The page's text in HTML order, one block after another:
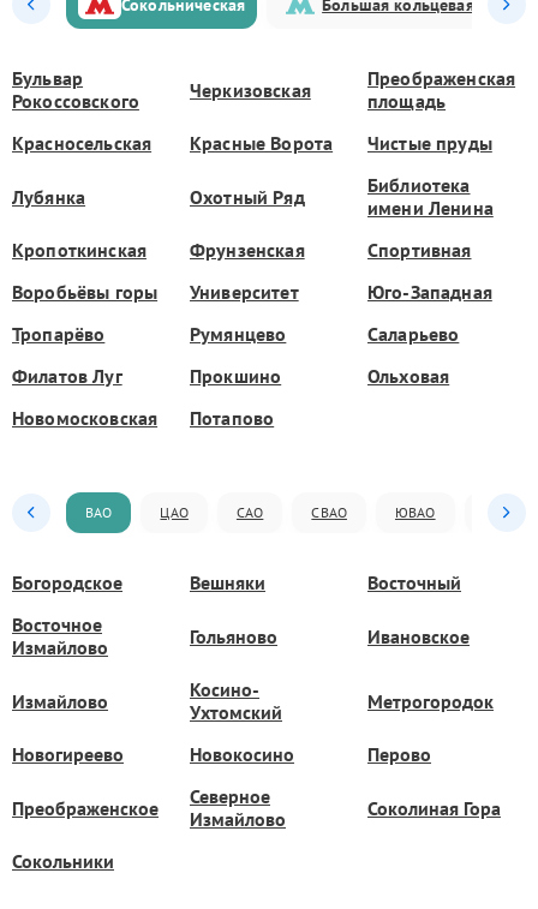
Бульвар
Рокоссовского
Черкизовская
Преображенская
площадь
Красносельская
Красные Ворота Чистые пруды
Лубянка Охотный Ряд
Библиотека
имени Ленина
Кропоткинская
Фрунзенская
Спортивная
Воробьёвы горы
Университет
Юго-Западная
Тропарёво
Румянцево
Саларьево
Филатов Луг
Прокшино
Ольховая
Новомосковская
Потапово
ВАО ЦАО САО СВАО ЮВАО ЮАО
Богородское Вешняки
Восточный
Восточное
Измайлово
Гольяново Ивановское
Измайлово
Косино-
Ухтомский
Метрогородок
Новогиреево Новокосино Перово
Преображенское
Северное
Измайлово
Соколиная Гора
Сокольники